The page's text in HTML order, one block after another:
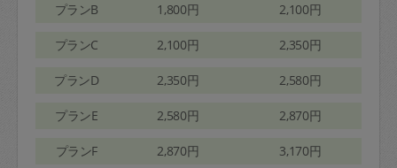
プランB 1,800円 2,100円
プランC 2,100円 2,350円
プランD 2,350円 2,580円
プランE 2,580円 2,870円
プランF 2,870円 3,170円